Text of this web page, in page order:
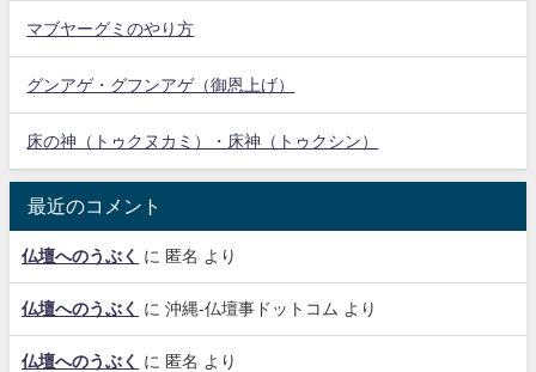
マブヤーグミのやり方
グンアゲ・グフンアゲ（御恩上げ）
床の神（トゥクヌカミ）・床神（トゥクシン）
最近のコメント
仏壇へのうぶく に 匿名 より
仏壇へのうぶく に 沖縄-仏壇事ドットコム より
仏壇へのうぶく に 匿名 より